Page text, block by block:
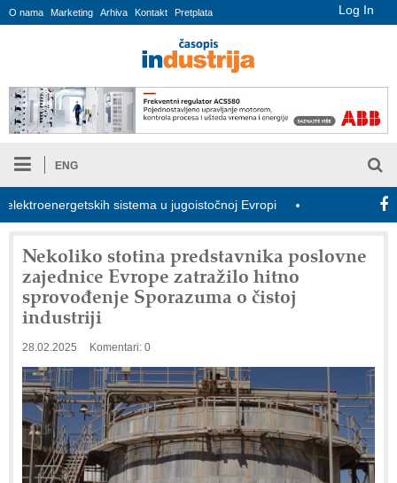
Log In
O nama Marketing Arhiva Kontakt Pretplata
ENG
sistema u jugoistočnoj Evropi COMBYPACK
Nekoliko stotina predstavnika poslovne
zajednice Evrope zatražilo hitno
sprovođenje Sporazuma o čistoj
industriji
28.02.2025 Komentari: 0